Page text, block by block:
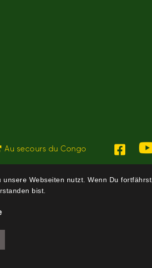
Au secours du Congo
Webseiten nutzt. Wenn Du fortfährst,
bist.